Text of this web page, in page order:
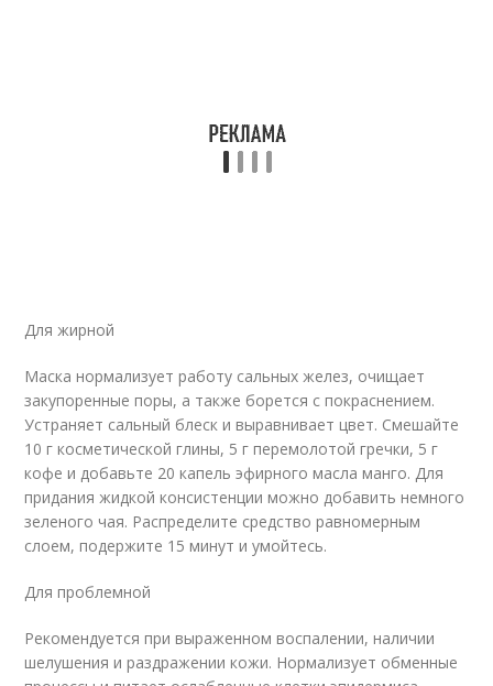
Для жирной
Маска нормализует работу сальных желез, очищает
закупоренные поры, а также борется с покраснением.
Устраняет сальный блеск и выравнивает цвет. Смешайте
10 г косметической глины, 5 г перемолотой гречки, 5 г
кофе и добавьте 20 капель эфирного масла манго. Для
придания жидкой консистенции можно добавить немного
зеленого чая. Распределите средство равномерным
слоем, подержите 15 минут и умойтесь.
Для проблемной
Рекомендуется при выраженном воспалении, наличии
шелушения и раздражении кожи. Нормализует обменные